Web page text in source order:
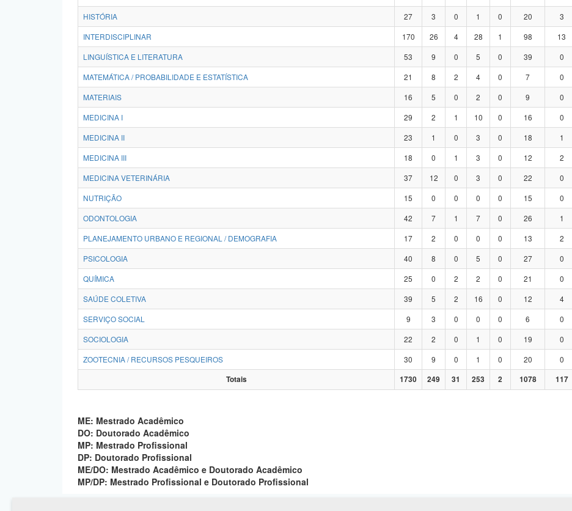
HISTÓRIA
27 3 0 1 0 20 3
INTERDISCIPLINAR
170 26 4 28 1 98 13
LINGUÍSTICA E LITERATURA
53 9 0 5 0 39 0
MATEMÁTICA / PROBABILIDADE E ESTATÍSTICA
21 8 2 4 0 7 0
MATERIAIS
16 5 0 2 0 9 0
MEDICINA I
29 2 1 10 0 16 0
MEDICINA II
23 1 0 3 0 18 1
MEDICINA III
18 0 1 3 0 12 2
MEDICINA VETERINÁRIA
37 12 0 3 0 22 0
NUTRIÇÃO
15 0 0 0 0 15 0
ODONTOLOGIA
42 7 1 7 0 26 1
PLANEJAMENTO URBANO E REGIONAL / DEMOGRAFIA
17 2 0 0 0 13 2
PSICOLOGIA
40 8 0 5 0 27 0
QUÍMICA
25 0 2 2 0 21 0
SAÚDE COLETIVA
39 5 2 16 0 12 4
SERVIÇO SOCIAL
9 3 0 0 0 6 0
SOCIOLOGIA
22 2 0 1 0 19 0
ZOOTECNIA / RECURSOS PESQUEIROS
30 9 0 1 0 20 0
Totais
1730 249 31 253 2 1078 117
ME: Mestrado Acadêmico
DO: Doutorado Acadêmico
MP: Mestrado Profissional
DP: Doutorado Profissional
ME/DO: Mestrado Acadêmico e Doutorado Acadêmico
MP/DP: Mestrado Profissional e Doutorado Profissional